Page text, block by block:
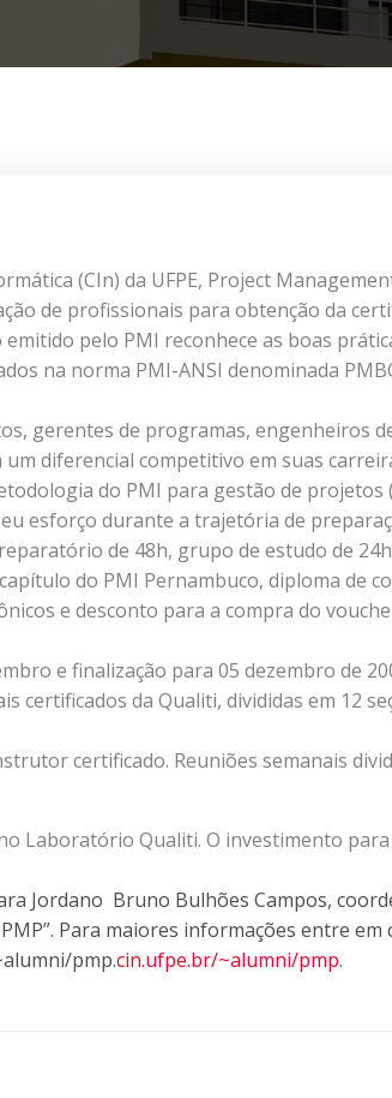
(CIn) da UFPE, Project
de profissionais para obtenção da
pelo PMI reconhece as boas
na norma PMI-ANSI denominada
gerentes de programas, engenheiros
diferencial competitivo em suas
do PMI para gestão de projetos
esforço durante a trajetória de
de 48h, grupo de estudo de
do PMI Pernambuco, diploma de
e desconto para a compra do
e finalização para 05 dezembro de
certificados da Qualiti, divididas em 12
certificado. Reuniões semanais
Laboratório Qualiti. O investimento
Jordano Bruno Bulhões Campos,
Para maiores informações entre
pmp.cin.ufpe.br/~alumni/pmp.